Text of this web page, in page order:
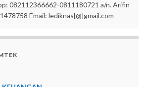
082112366662-0811180721 a/n. Arifin
Email: lediknas[@]gmail.com